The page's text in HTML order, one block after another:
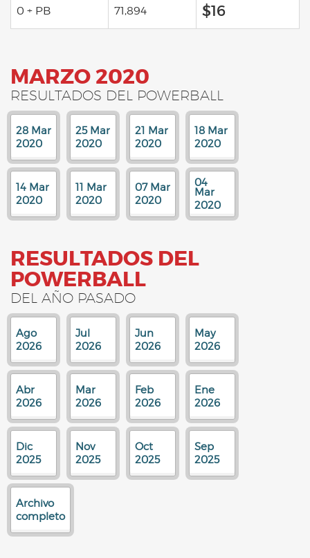
0 + PB 71,894 $16
MARZO 2020
RESULTADOS DEL POWERBALL
28 Mar
2020
25 Mar
2020
21 Mar
2020
18 Mar
2020
14 Mar
2020
11 Mar
2020
07 Mar
2020
04
Mar
2020
RESULTADOS DEL
POWERBALL
DEL AÑO PASADO
Ago
2026
Jul
2026
Jun
2026
May
2026
Abr
2026
Mar
2026
Feb
2026
Ene
2026
Dic
2025
Nov
2025
Oct
2025
Sep
2025
Archivo
completo